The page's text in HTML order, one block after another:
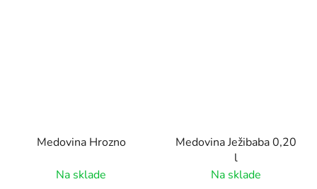
Medovina Hrozno
Na sklade
Medovina Ježibaba 0,20
l
Na sklade